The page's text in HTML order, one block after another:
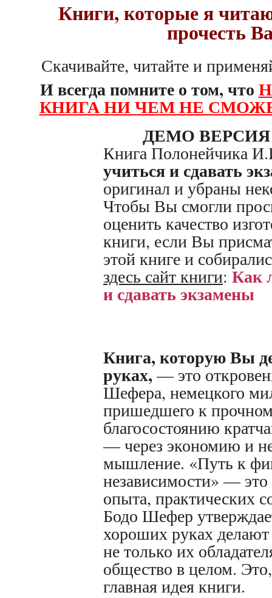
Книги, которые я
прочесть
Скачивайте, читайте и
И всегда помните о том, что
КНИГА НИ ЧЕМ НЕ
ДЕМО
Книга Полонейчика
учиться и сдавать
оригинал и убраны
Чтобы Вы смогли
оценить качество
книги, если Вы
этой книге и
здесь сайт книги:Как
и сдавать экзамены
Книга, которую Вы
руках,— это
Шефера, немецкого
пришедшего к
благосостоянию
— через экономию и
мышление. «Путь к
независимости» —
опыта, практических
Бодо Шефер
хороших руках
не только их
общество в целом.
главная идея книги.